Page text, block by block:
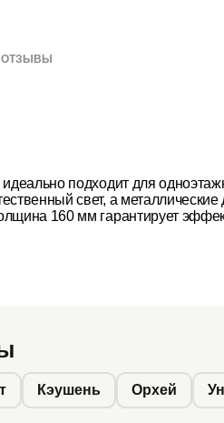
ОТЗЫВЫ
идеально подходит для
свет, а
160 мм гарантирует
Кэушень Орхей